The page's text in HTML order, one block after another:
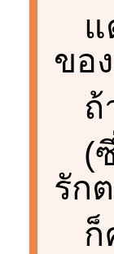
ขอ
ถ้
(
รัก
ก็